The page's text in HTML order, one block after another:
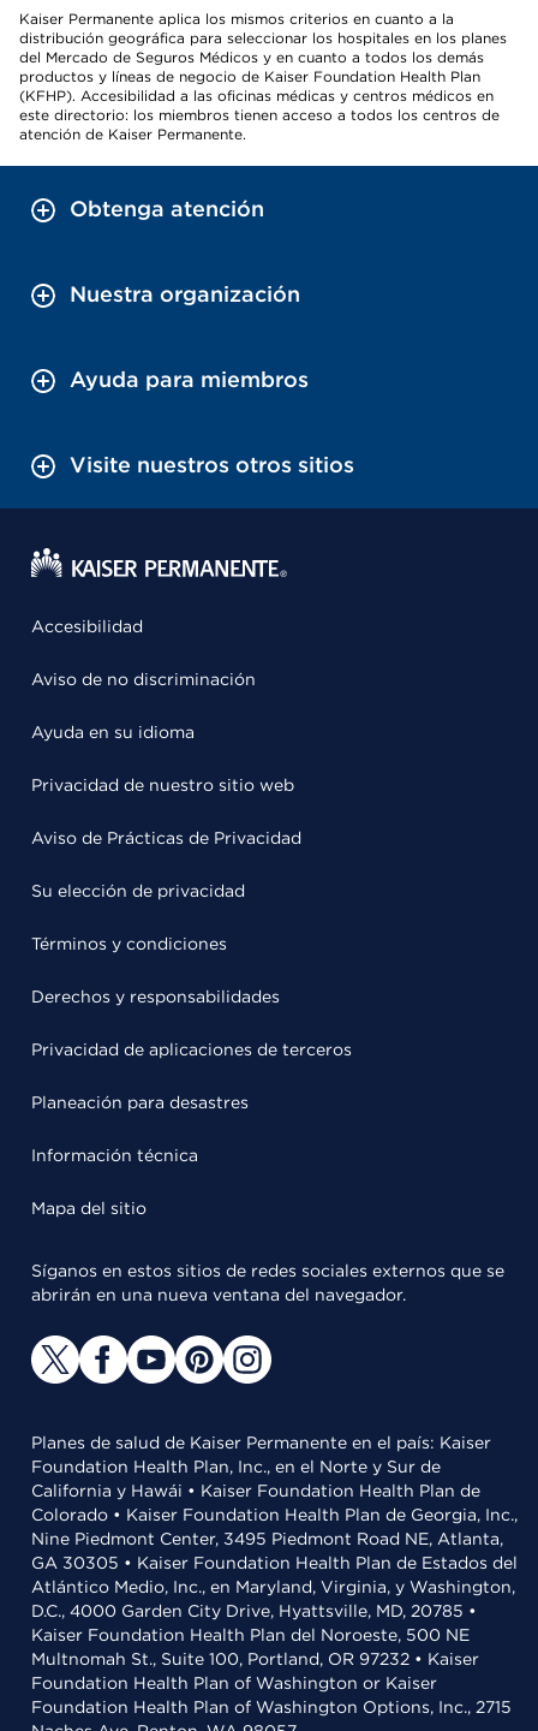
Kaiser Permanente aplica los mismos criterios en cuanto a la
distribución geográfica para seleccionar los hospitales en los planes
del Mercado de Seguros Médicos y en cuanto a todos los demás
productos y líneas de negocio de Kaiser Foundation Health Plan
(KFHP). Accesibilidad a las oficinas médicas y centros médicos en
este directorio: los miembros tienen acceso a todos los centros de
atención de Kaiser Permanente.
Obtenga atención
Nuestra organización
Ayuda para miembros
Visite nuestros otros sitios
Accesibilidad
Aviso de no discriminación
Ayuda en su idioma
Privacidad de nuestro sitio web
Aviso de Prácticas de Privacidad
Su elección de privacidad
Términos y condiciones
Derechos y responsabilidades
Privacidad de aplicaciones de terceros
Planeación para desastres
Información técnica
Mapa del sitio
Síganos en estos sitios de redes sociales externos que se
abrirán en una nueva ventana del navegador.
Planes de salud de Kaiser Permanente en el país: Kaiser
Foundation Health Plan, Inc., en el Norte y Sur de
California y Hawái • Kaiser Foundation Health Plan de
Colorado • Kaiser Foundation Health Plan de Georgia, Inc.,
Nine Piedmont Center, 3495 Piedmont Road NE, Atlanta,
GA 30305 • Kaiser Foundation Health Plan de Estados del
Atlántico Medio, Inc., en Maryland, Virginia, y Washington,
D.C., 4000 Garden City Drive, Hyattsville, MD, 20785 •
Kaiser Foundation Health Plan del Noroeste, 500 NE
Multnomah St., Suite 100, Portland, OR 97232 • Kaiser
Foundation Health Plan of Washington or Kaiser
Foundation Health Plan of Washington Options, Inc., 2715